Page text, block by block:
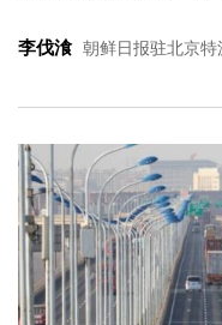
李伐湌 朝鲜日报驻北京特